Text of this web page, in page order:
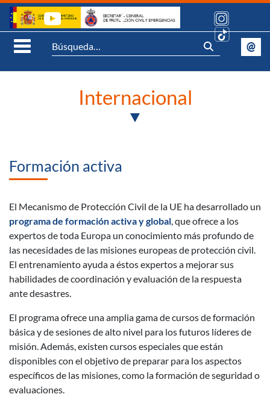
Saltar al contenido
Abrir Menú móvil
Síguenos:
@
Internacional
Formación activa
El Mecanismo de Protección Civil de la UE ha desarrollado un
programa de formación activa y global, que ofrece a los
expertos de toda Europa un conocimiento más profundo de
las necesidades de las misiones europeas de protección civil.
El entrenamiento ayuda a éstos expertos a mejorar sus
habilidades de coordinación y evaluación de la respuesta
ante desastres.
El programa ofrece una amplia gama de cursos de formación
básica y de sesiones de alto nivel para los futuros líderes de
misión. Además, existen cursos especiales que están
disponibles con el objetivo de preparar para los aspectos
específicos de las misiones, como la formación de seguridad o
evaluaciones.